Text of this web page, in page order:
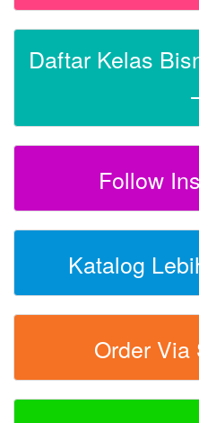
Daftar Kelas
Follow
Katalog
Order Via